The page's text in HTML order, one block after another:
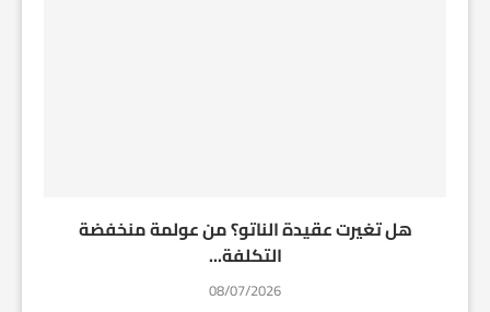
هل تغيرت عقيدة الناتو؟ من عولمة منخفضة
التكلفة...
08/07/2026